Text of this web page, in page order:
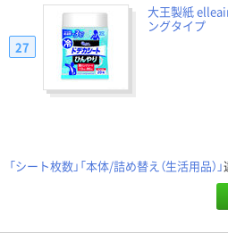
大王製紙
ングタイプ
27
「シート枚数」「本体/詰め替え（生活用品）」